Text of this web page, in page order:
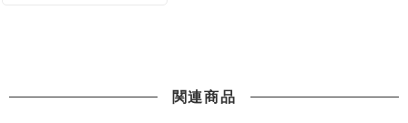
関連商品